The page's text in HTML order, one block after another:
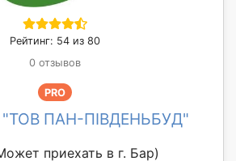
Рейтинг: 54 из 80
0 отзывов
PRO
"ТОВ ПАН-ПІВДЕНЬБУД"
приехать в г. Бар)